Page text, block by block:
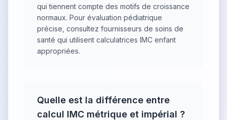
qui tiennent compte des motifs de croissance
normaux. Pour évaluation pédiatrique
précise, consultez fournisseurs de soins de
santé qui utilisent calculatrices IMC enfant
appropriées.
Quelle est la différence entre
calcul IMC métrique et impérial ?